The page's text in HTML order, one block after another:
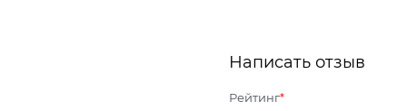
Написать отзыв
Рейтинг